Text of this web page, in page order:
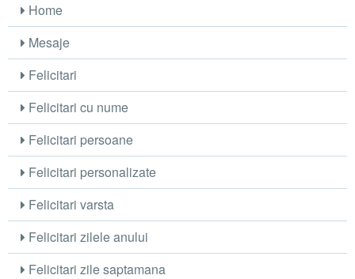
Home
Mesaje
Felicitari
Felicitari cu nume
Felicitari persoane
Felicitari personalizate
Felicitari varsta
Felicitari zilele anului
Felicitari zile saptamana